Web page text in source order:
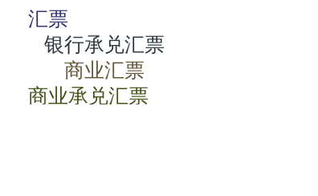
汇票
银行承兑汇票
商业汇票
商业承兑汇票